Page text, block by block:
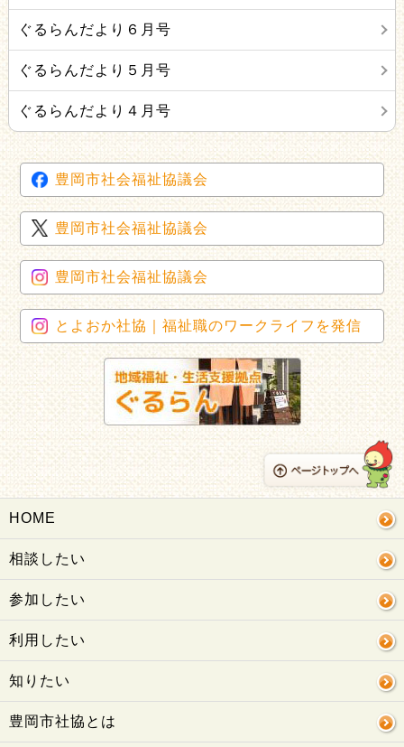
ぐるらんだより６月号
ぐるらんだより５月号
ぐるらんだより４月号
豊岡市社会福祉協議会
豊岡市社会福祉協議会
豊岡市社会福祉協議会
とよおか社協｜福祉職のワークライフを発信
HOME
相談したい
参加したい
利用したい
知りたい
豊岡市社協とは